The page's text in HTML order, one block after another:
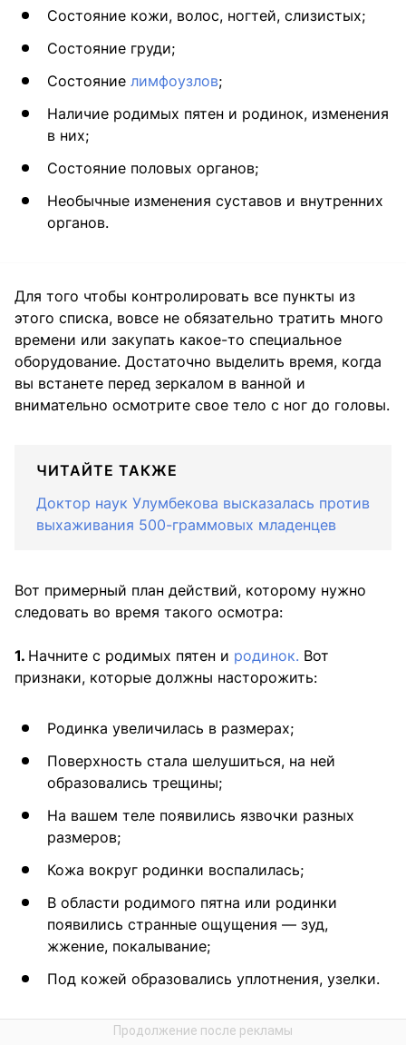
Состояние кожи, волос, ногтей, слизистых;
Состояние груди;
Состояние лимфоузлов;
Наличие родимых пятен и родинок, изменения
в них;
Состояние половых органов;
Необычные изменения суставов и внутренних
органов.
Для того чтобы контролировать все пункты из
этого списка, вовсе не обязательно тратить много
времени или закупать какое-то специальное
оборудование. Достаточно выделить время, когда
вы встанете перед зеркалом в ванной и
внимательно осмотрите свое тело с ног до головы.
ЧИТАЙТЕ ТАКЖЕ
Доктор наук Улумбекова высказалась против
выхаживания 500-граммовых младенцев
Вот примерный план действий, которому нужно
следовать во время такого осмотра:
1. Начните с родимых пятен и родинок. Вот
признаки, которые должны насторожить:
Родинка увеличилась в размерах;
Поверхность стала шелушиться, на ней
образовались трещины;
На вашем теле появились язвочки разных
размеров;
Кожа вокруг родинки воспалилась;
В области родимого пятна или родинки
появились странные ощущения — зуд,
жжение, покалывание;
Под кожей образовались уплотнения, узелки.